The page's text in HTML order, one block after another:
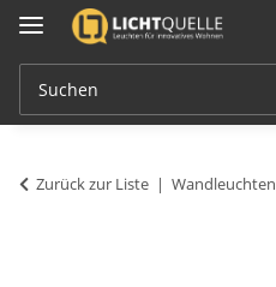
Zurück zur Liste Wandleuchten